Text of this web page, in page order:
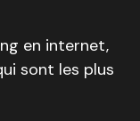
en internet,
sont les plus